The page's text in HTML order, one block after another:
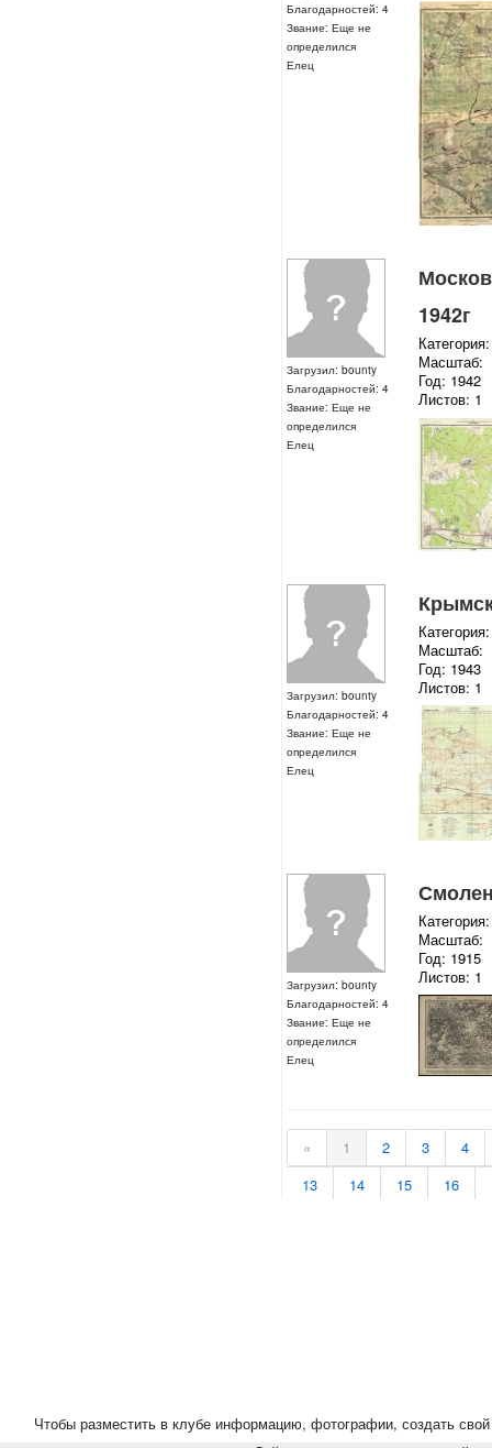
Благодарностей: 4
Звание: Еще не
определился
Елец
Загрузил: bounty
Благодарностей: 4
Звание: Еще не
определился
Елец
1942г
Масштаб:
Год: 1942
Листов: 1
Загрузил: bounty
Благодарностей: 4
Звание: Еще не
определился
Елец
Масштаб:
Год: 1943
Листов: 1
Загрузил: bounty
Благодарностей: 4
Звание: Еще не
определился
Елец
Масштаб:
Год: 1915
Листов: 1
« 1 2 3
4
13
14 15 16
Чтобы разместить в клубе информацию, фотографии, создать свой